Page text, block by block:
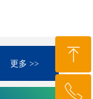
更多 >> ꁸ
回到顶部
ꂅ